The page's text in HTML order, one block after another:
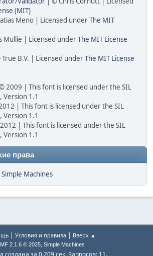
(MIT)
Meno | Licensed underThe MIT
Mullie | Licensed underThe MIT License
B.V. | Licensed underThe MIT License
2009 | This font is licensed under the SIL
Version 1.1
| This font is licensed under the SIL
Version 1.1
| This font is licensed under the SIL
Version 1.1
права
Simple Machines
| Условия и правила | Вверх ▲
2.1.6 © 2025, Simple Machines